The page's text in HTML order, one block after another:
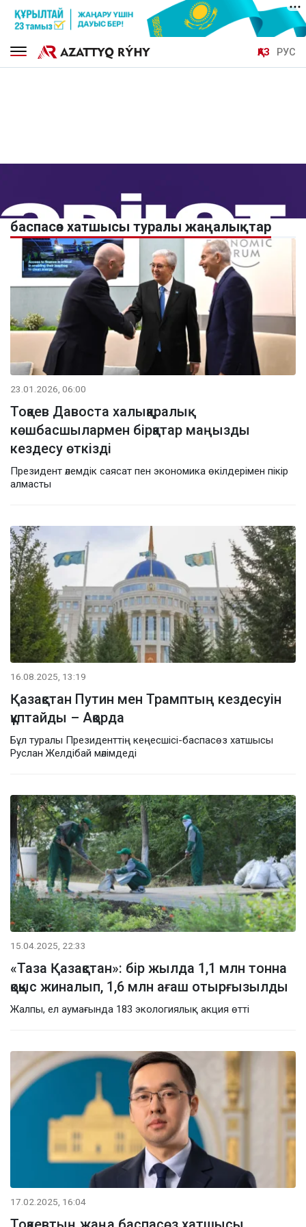
ҚАЗ РУС
баспасөз хатшысы туралы жаңалықтар
23.01.2026, 06:00
Тоқаев Давоста халықаралық
көшбасшылармен бірқатар маңызды
кездесу өткізді
Президент әлемдік саясат пен экономика өкілдерімен пікір
алмасты
16.08.2025, 13:19
Қазақстан Путин мен Трамптың кездесуін
құптайды – Ақорда
Бұл туралы Президенттің кеңесшісі-баспасөз хатшысы
Руслан Желдібай мәлімдеді
15.04.2025, 22:33
«Таза Қазақстан»: бір жылда 1,1 млн тонна
қоқыс жиналып, 1,6 млн ағаш отырғызылды
Жалпы, ел аумағында 183 экологиялық акция өтті
17.02.2025, 16:04